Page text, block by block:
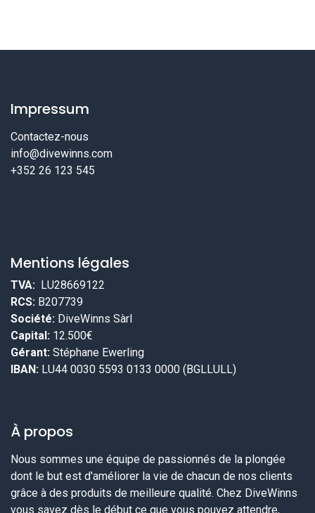
Impressum
Contactez-nous
info@divewinns.com
+352 26 123 545
Mentions légales
TVA: LU28669122
RCS: B207739
Société: DiveWinns Sàrl
Capital: 12.500€
Gérant: Stéphane Ewerling
IBAN: LU44 0030 5593 0133 0000 (BGLLULL)
À propos
Nous sommes une équipe de passionnés de la plongée
dont le but est d'améliorer la vie de chacun de nos clients
grâce à des produits de meilleure qualité. Chez DiveWinns
vous savez dès le début ce que vous pouvez attendre,